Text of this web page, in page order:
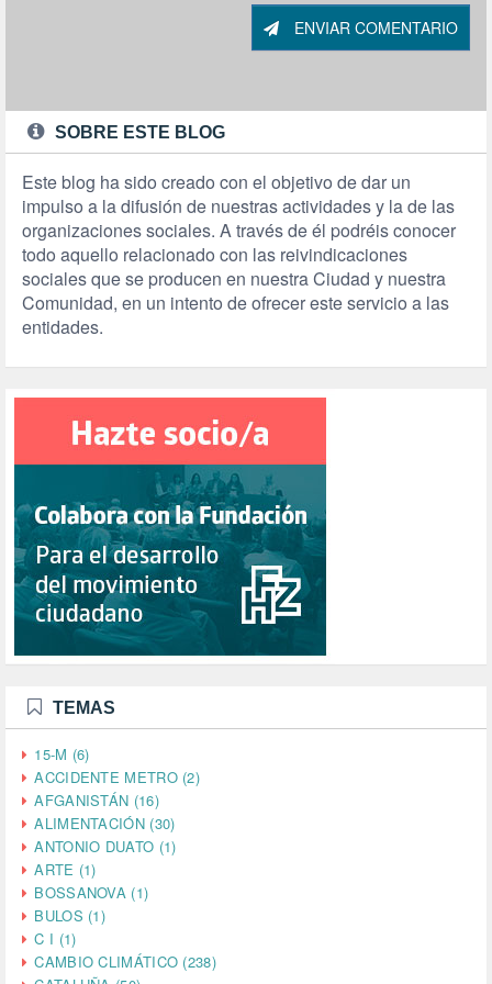
ENVIAR COMENTARIO
SOBRE ESTE BLOG
Este blog ha sido creado con el objetivo de dar un
impulso a la difusión de nuestras actividades y la de las
organizaciones sociales. A través de él podréis conocer
todo aquello relacionado con las reivindicaciones
sociales que se producen en nuestra Ciudad y nuestra
Comunidad, en un intento de ofrecer este servicio a las
entidades.
TEMAS
15-M (6)
ACCIDENTE METRO (2)
AFGANISTÁN (16)
ALIMENTACIÓN (30)
ANTONIO DUATO (1)
ARTE (1)
BOSSANOVA (1)
BULOS (1)
C I (1)
CAMBIO CLIMÁTICO (238)